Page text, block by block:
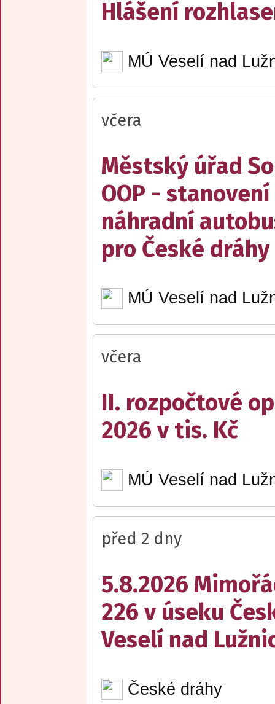
Hlášení
MÚ Veselí nad
včera
Městský úřad
OOP -
náhradní
pro České dráhy
MÚ Veselí nad
včera
II. rozpočtové
2026 v tis. Kč
MÚ Veselí nad
před 2 dny
5.8.2026
226 v úseku
Veselí nad
České dráhy